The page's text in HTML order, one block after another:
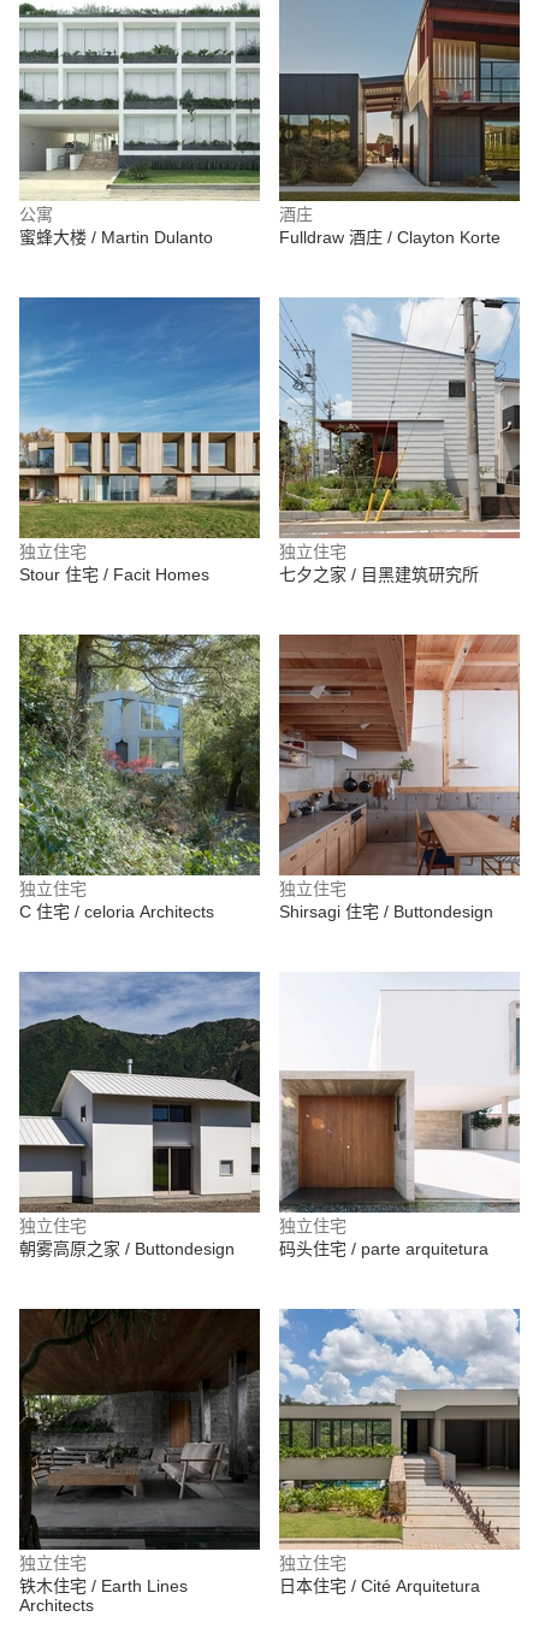
公寓
蜜蜂大楼 / Martin Dulanto
酒庄
Fulldraw 酒庄 / Clayton Korte
独立住宅
Stour 住宅 / Facit Homes
独立住宅
七夕之家 / 目黑建筑研究所
独立住宅
C 住宅 / celoria Architects
独立住宅
Shirsagi 住宅 / Buttondesign
独立住宅
朝雾高原之家 / Buttondesign
独立住宅
码头住宅 / parte arquitetura
独立住宅
铁木住宅 / Earth Lines
Architects
独立住宅
日本住宅 / Cité Arquitetura